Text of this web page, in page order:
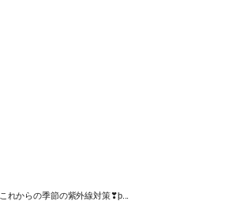
これからの季節の紫外線対策❣þ...